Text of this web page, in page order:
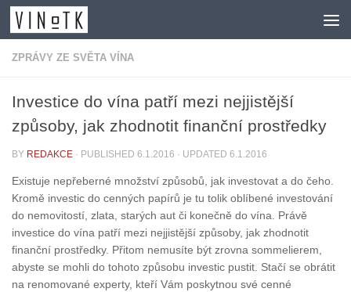
Skip to content
ZPRÁVY ZE SVĚTA VÍNA
Investice do vína patří mezi nejjistější
způsoby, jak zhodnotit finanční prostředky
BY REDAKCE · PUBLISHED 6.1.2016 · UPDATED 6.1.2016
Existuje nepřeberné množství způsobů, jak investovat a do čeho.
Kromě investic do cenných papírů je tu tolik oblíbené investování
do nemovitostí, zlata, starých aut či konečně do vína. Právě
investice do vína patří mezi nejjistější způsoby, jak zhodnotit
finanční prostředky. Přitom nemusíte být zrovna sommelierem,
abyste se mohli do tohoto způsobu investic pustit. Stačí se obrátit
na renomované experty, kteří Vám poskytnou své cenné